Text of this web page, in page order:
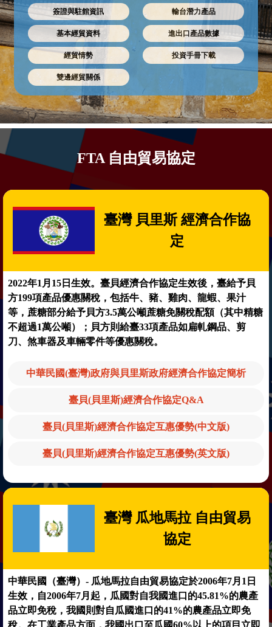
簽證與駐館資訊 輸台潛力產品
基本經貿資料 進出口產品數據
經貿情勢 投資手冊下載
雙邊經貿關係
FTA 自由貿易協定
臺灣 貝里斯 經濟合作協
定
2022年1月15日生效。臺貝經濟合作協定生效後，臺給予貝
方199項產品優惠關稅，包括牛、豬、雞肉、龍蝦、果汁
等，蔗糖部分給予貝方3.5萬公噸蔗糖免關稅配額（其中精糖
不超過1萬公噸）；貝方則給臺33項產品如扁軋鋼品、剪
刀、煞車器及車輛零件等優惠關稅。
中華民國(臺灣)政府與貝里斯政府經濟合作協定簡析
臺貝(貝里斯)經濟合作協定Q&A
臺貝(貝里斯)經濟合作協定互惠優勢(中文版)
臺貝(貝里斯)經濟合作協定互惠優勢(英文版)
臺灣 瓜地馬拉 自由貿易
協定
中華民國（臺灣）- 瓜地馬拉自由貿易協定於2006年7月1日
生效，自2006年7月起，瓜國對自我國進口的45.81%的農產
品立即免稅，我國則對自瓜國進口的41%的農產品立即免
稅。在工業產品方面，我國出口至瓜國60%以上的項目立即